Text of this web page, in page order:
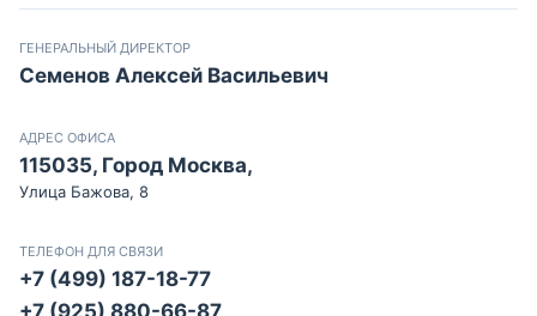
ГЕНЕРАЛЬНЫЙ ДИРЕКТОР
Семенов Алексей Васильевич
АДРЕС ОФИСА
115035, Город Москва,
Улица Бажова, 8
ТЕЛЕФОН ДЛЯ СВЯЗИ
+7 (499) 187-18-77
+7 (925) 880-66-87